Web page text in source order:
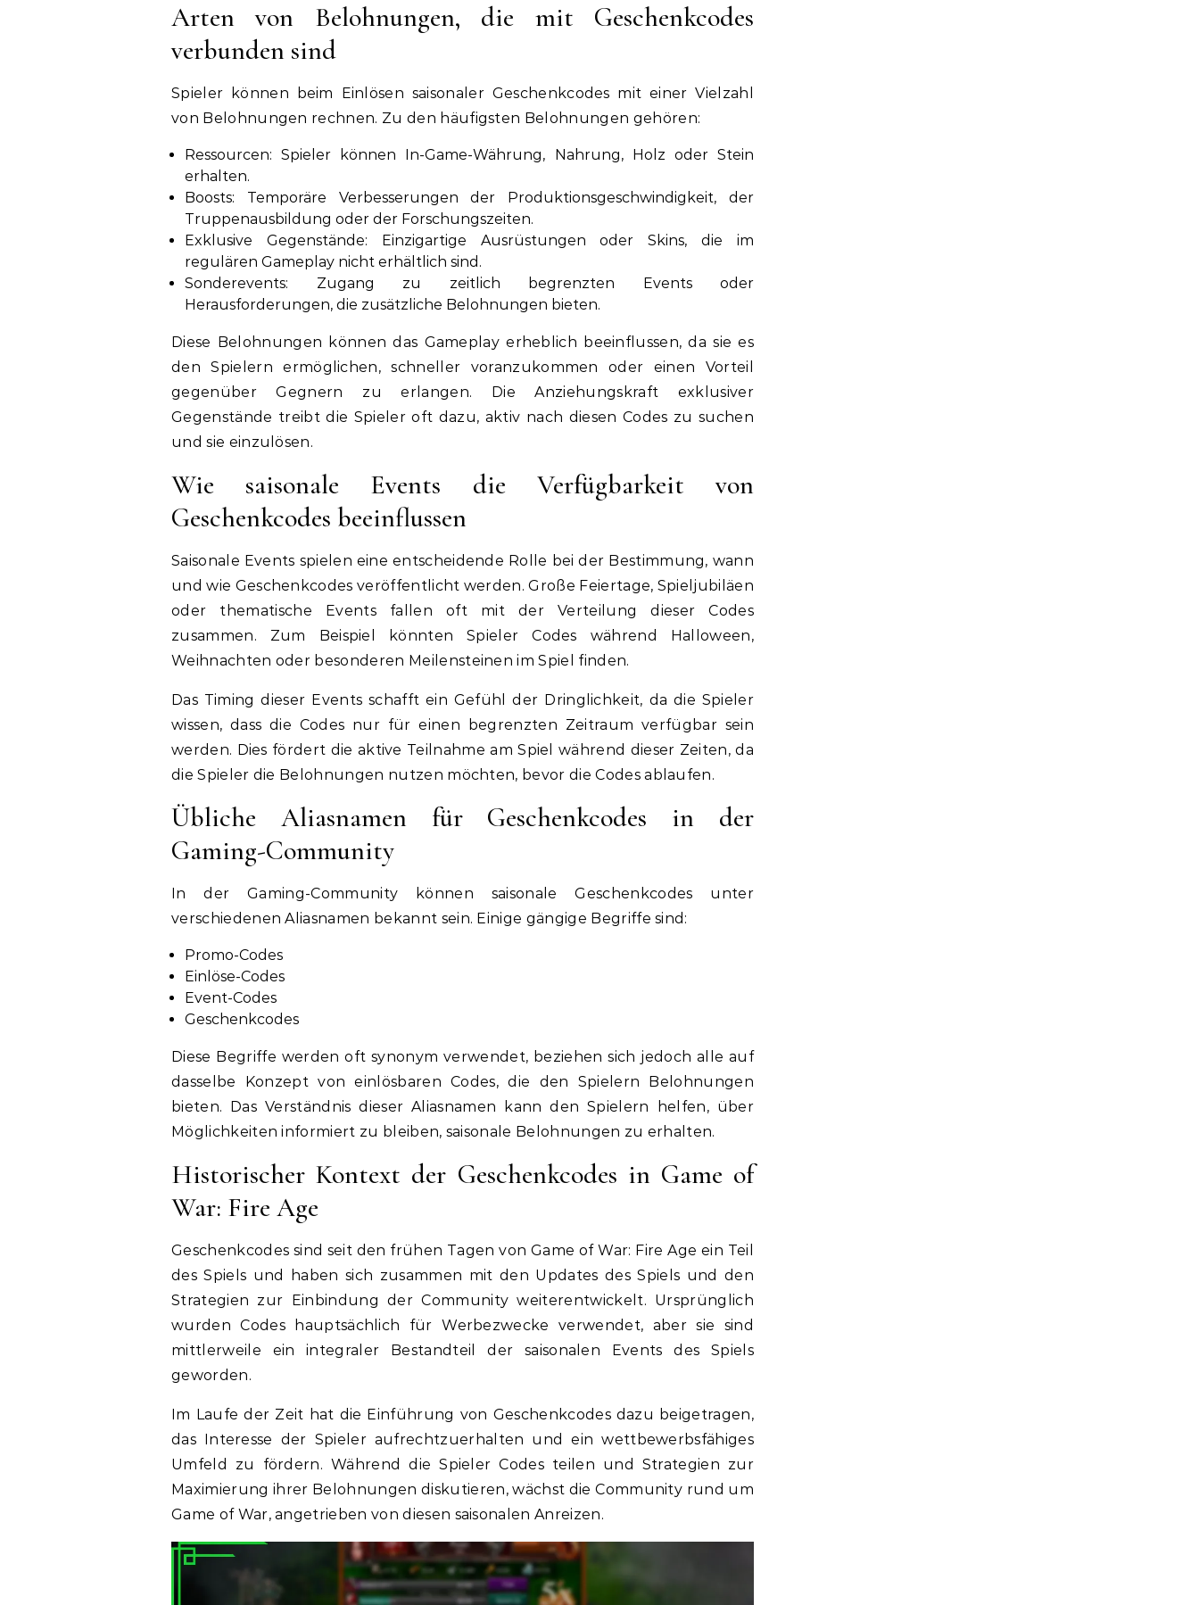
Arten von Belohnungen, die mit Geschenkcodes
verbunden sind
Spieler können beim Einlösen saisonaler Geschenkcodes mit einer Vielzahl
von Belohnungen rechnen. Zu den häufigsten Belohnungen gehören:
Ressourcen: Spieler können In-Game-Währung, Nahrung, Holz oder Stein
erhalten.
Boosts: Temporäre Verbesserungen der Produktionsgeschwindigkeit, der
Truppenausbildung oder der Forschungszeiten.
Exklusive Gegenstände: Einzigartige Ausrüstungen oder Skins, die im
regulären Gameplay nicht erhältlich sind.
Sonderevents: Zugang zu zeitlich begrenzten Events oder
Herausforderungen, die zusätzliche Belohnungen bieten.
Diese Belohnungen können das Gameplay erheblich beeinflussen, da sie es
den Spielern ermöglichen, schneller voranzukommen oder einen Vorteil
gegenüber Gegnern zu erlangen. Die Anziehungskraft exklusiver
Gegenstände treibt die Spieler oft dazu, aktiv nach diesen Codes zu suchen
und sie einzulösen.
Wie saisonale Events die Verfügbarkeit von
Geschenkcodes beeinflussen
Saisonale Events spielen eine entscheidende Rolle bei der Bestimmung, wann
und wie Geschenkcodes veröffentlicht werden. Große Feiertage, Spieljubiläen
oder thematische Events fallen oft mit der Verteilung dieser Codes
zusammen. Zum Beispiel könnten Spieler Codes während Halloween,
Weihnachten oder besonderen Meilensteinen im Spiel finden.
Das Timing dieser Events schafft ein Gefühl der Dringlichkeit, da die Spieler
wissen, dass die Codes nur für einen begrenzten Zeitraum verfügbar sein
werden. Dies fördert die aktive Teilnahme am Spiel während dieser Zeiten, da
die Spieler die Belohnungen nutzen möchten, bevor die Codes ablaufen.
Übliche Aliasnamen für Geschenkcodes in der
Gaming-Community
In der Gaming-Community können saisonale Geschenkcodes unter
verschiedenen Aliasnamen bekannt sein. Einige gängige Begriffe sind:
Promo-Codes
Einlöse-Codes
Event-Codes
Geschenkcodes
Diese Begriffe werden oft synonym verwendet, beziehen sich jedoch alle auf
dasselbe Konzept von einlösbaren Codes, die den Spielern Belohnungen
bieten. Das Verständnis dieser Aliasnamen kann den Spielern helfen, über
Möglichkeiten informiert zu bleiben, saisonale Belohnungen zu erhalten.
Historischer Kontext der Geschenkcodes in Game of
War: Fire Age
Geschenkcodes sind seit den frühen Tagen von Game of War: Fire Age ein Teil
des Spiels und haben sich zusammen mit den Updates des Spiels und den
Strategien zur Einbindung der Community weiterentwickelt. Ursprünglich
wurden Codes hauptsächlich für Werbezwecke verwendet, aber sie sind
mittlerweile ein integraler Bestandteil der saisonalen Events des Spiels
geworden.
Im Laufe der Zeit hat die Einführung von Geschenkcodes dazu beigetragen,
das Interesse der Spieler aufrechtzuerhalten und ein wettbewerbsfähiges
Umfeld zu fördern. Während die Spieler Codes teilen und Strategien zur
Maximierung ihrer Belohnungen diskutieren, wächst die Community rund um
Game of War, angetrieben von diesen saisonalen Anreizen.